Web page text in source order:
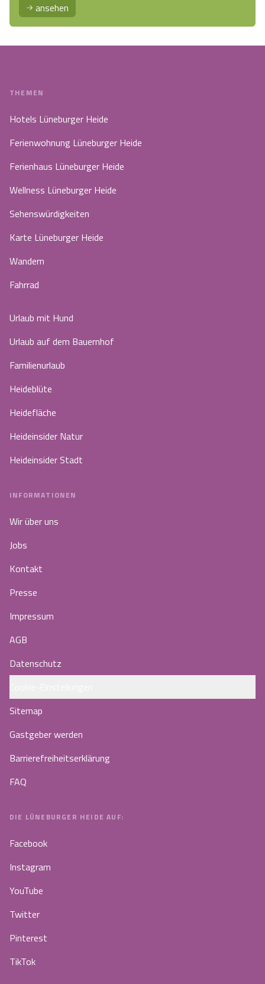
ansehen
THEMEN
Hotels Lüneburger Heide
Ferienwohnung Lüneburger Heide
Ferienhaus Lüneburger Heide
Wellness Lüneburger Heide
Sehenswürdigkeiten
Karte Lüneburger Heide
Wandern
Fahrrad
Urlaub mit Hund
Urlaub auf dem Bauernhof
Familienurlaub
Heideblüte
Heidefläche
Heideinsider Natur
Heideinsider Stadt
INFORMATIONEN
Wir über uns
Jobs
Kontakt
Presse
Impressum
AGB
Datenschutz
Sitemap
Gastgeber werden
Barrierefreiheitserklärung
FAQ
DIE LÜNEBURGER HEIDE AUF:
Facebook
Instagram
YouTube
Twitter
Pinterest
TikTok